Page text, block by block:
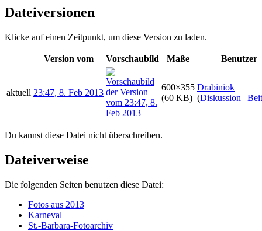
Dateiversionen
Klicke auf einen Zeitpunkt, um diese Version zu laden.
Version vom Vorschaubild Maße Benutzer
aktuell 23:47, 8. Feb 2013
600×355
(60 KB)
Drabiniok
(Diskussion |
Du kannst diese Datei nicht überschreiben.
Dateiverweise
Die folgenden Seiten benutzen diese Datei:
Fotos aus 2013
Karneval
St.-Barbara-Fotoarchiv